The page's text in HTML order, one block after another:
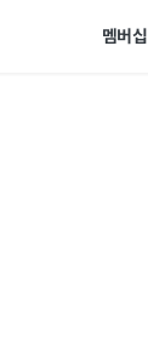
멤버십